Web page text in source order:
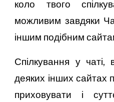
коло твого
можливим завдяки
іншим подібним
Спілкування у
деяких інших сайтах
приховувати і